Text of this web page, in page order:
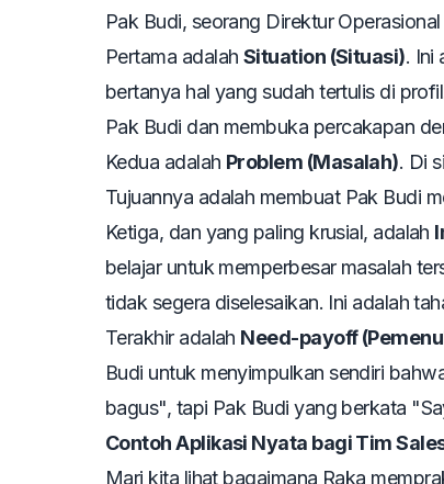
Pak Budi, seorang Direktur
Pertama adalah Situation (Situasi). Ini
bertanya hal yang sudah tertulis di
Pak Budi dan membuka percakapan
Kedua adalah Problem (Masalah). Di
Tujuannya adalah membuat Pak Budi
Ketiga, dan yang paling krusial, adalah
belajar untuk memperbesar masalah
tidak segera diselesaikan. Ini adalah
Terakhir adalah Need-payoff
Budi untuk menyimpulkan sendiri
bagus", tapi Pak Budi yang berkata
Contoh Aplikasi Nyata bagi Tim
Mari kita lihat bagaimana Raka